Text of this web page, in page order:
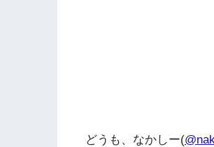
どうも、なかしー(